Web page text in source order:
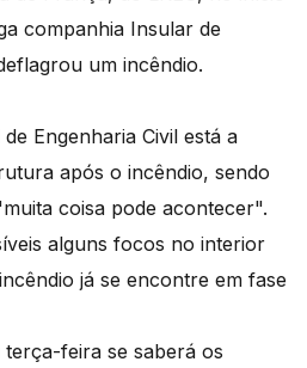
companhia Insular de
um incêndio.
Engenharia Civil está a
após o incêndio, sendo
coisa pode acontecer".
alguns focos no interior
já se encontre em fase
feira se saberá os